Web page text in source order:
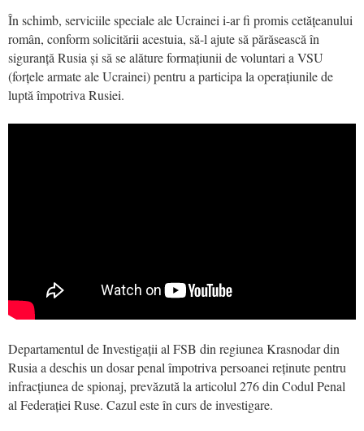
În schimb, serviciile speciale ale Ucrainei i-ar fi promis cetățeanului
român, conform solicitării acestuia, să-l ajute să părăsească în
siguranță Rusia și să se alăture formațiunii de voluntari a VSU
(forțele armate ale Ucrainei) pentru a participa la operațiunile de
luptă împotriva Rusiei.
Departamentul de Investigații al FSB din regiunea Krasnodar din
Rusia a deschis un dosar penal împotriva persoanei reținute pentru
infracțiunea de spionaj, prevăzută la articolul 276 din Codul Penal
al Federației Ruse. Cazul este în curs de investigare.